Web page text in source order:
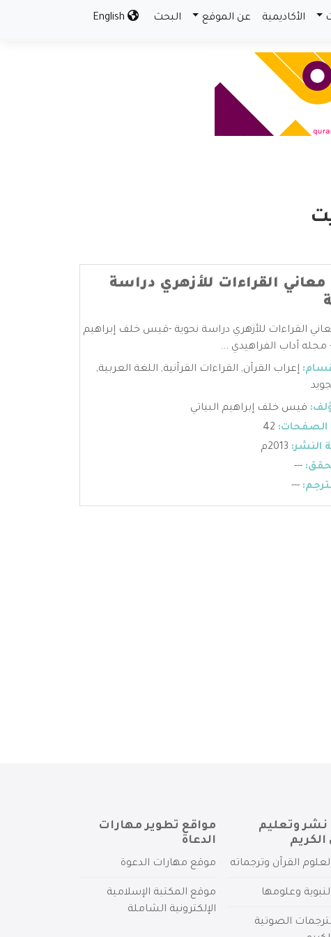
الأكاديمية عن الموقع البحث
معاني القراءات للأزهري دراسة
القراءات للأزهري دراسة نحوية -قيس خلف إبراهيم
- مجله آداب الفراهيدي ...
إعراب القرآن, القراءات القرآنية, اللغة العربية,
قيس خلف إبراهيم البياتي
الصفحات:
النشر:
---
---
نشر وتعليم
الكريم
القرآن وترجماته
وعلومها
الصوتية
مواقع تطوير مهارات
الدعاة
موقع مهارات الدعوة
موقع المكتبة الإسلامية
الإلكترونية الشاملة